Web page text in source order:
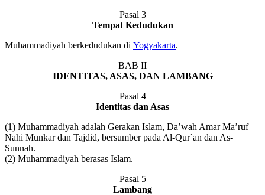
Pasal 3
Tempat Kedudukan
Muhammadiyah berkedudukan di Yogyakarta.
BAB II
IDENTITAS, ASAS, DAN LAMBANG
Pasal 4
Identitas dan Asas
(1) Muhammadiyah adalah Gerakan Islam, Da’wah Amar Ma’ruf
Nahi Munkar dan Tajdid, bersumber pada Al-Qur`an dan As-
Sunnah.
(2) Muhammadiyah berasas Islam.
Pasal 5
Lambang